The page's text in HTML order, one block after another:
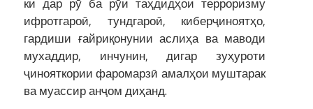
ифротгароӣ, тундгароӣ, киберҷиноятҳо,
гардиши ғайриқонунии аслиҳа ва маводи
мухаддир, инчунин, дигар зуҳуроти
ҷинояткории фаромарзӣ амалҳои муштарак
ва муассир анҷом диҳанд.